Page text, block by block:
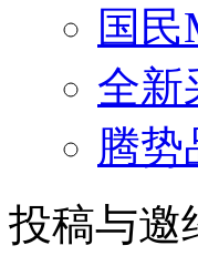
国
全新
腾势
投稿与邀